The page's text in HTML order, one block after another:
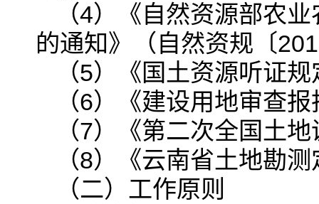
（4）《自然资源部农
的通知》（自然资规〔
（5）《国土资源听证
（6）《建设用地审查
（7）《第二次全国土
（8）《云南省土地勘
（二）工作原则